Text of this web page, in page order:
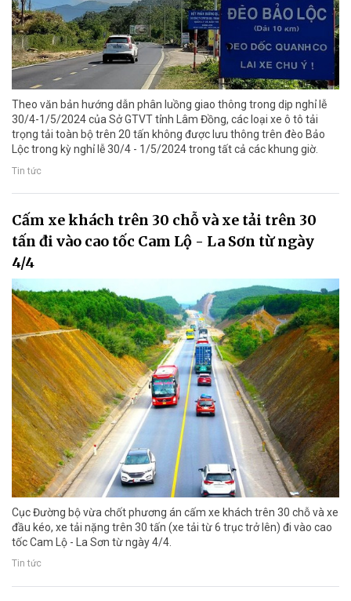
Theo văn bản hướng dẫn phân luồng giao thông trong dịp nghỉ lễ
30/4-1/5/2024 của Sở GTVT tỉnh Lâm Đồng, các loại xe ô tô tải
trọng tải toàn bộ trên 20 tấn không được lưu thông trên đèo Bảo
Lộc trong kỳ nghỉ lễ 30/4 - 1/5/2024 trong tất cả các khung giờ.
Tin tức
Cấm xe khách trên 30 chỗ và xe tải trên 30
tấn đi vào cao tốc Cam Lộ - La Sơn từ ngày
4/4
Cục Đường bộ vừa chốt phương án cấm xe khách trên 30 chỗ và xe
đầu kéo, xe tải nặng trên 30 tấn (xe tải từ 6 trục trở lên) đi vào cao
tốc Cam Lộ - La Sơn từ ngày 4/4.
Tin tức